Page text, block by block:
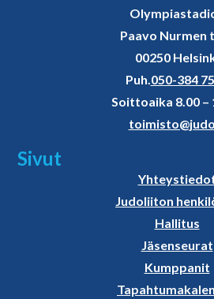
Paavo Nurmen
00250
Puh.050-384
Soittoaika 8.00 –
Sivut
Judoliiton
Hallitus
Jäsenseurat
Kumppanit